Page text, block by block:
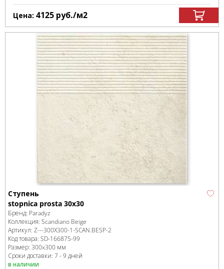
Цена: 4125 руб./м2
Ступень
stopnica prosta 30x30
Бренд: Paradyz
Коллекция: Scandiano Beige
Артикул: Z---300X300-1-SCAN.BESP-2
Код товара: SD-166875-99
Размер: 300x300 мм
Сроки доставки: 7 - 9 дней
в наличии